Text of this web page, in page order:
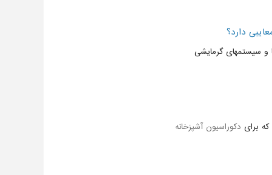
دارد؟
و سیستمهای گرمایشی
که برای دکوراسیون آشپزخانه